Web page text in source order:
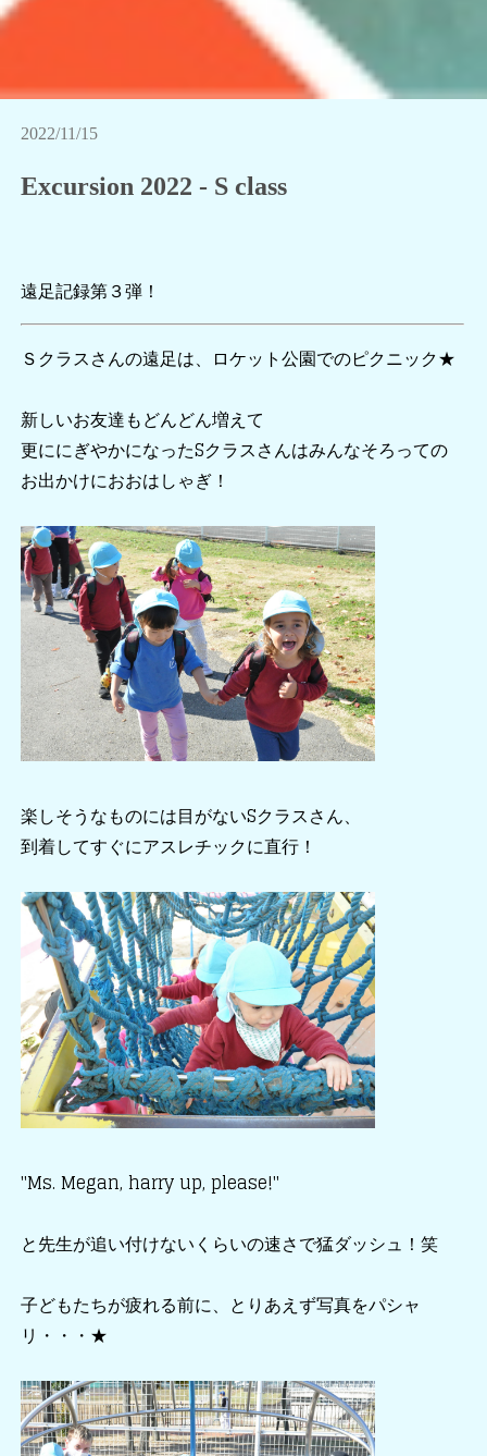
2022/11/15
Excursion 2022 - S class
遠足記録第３弾！
Ｓクラスさんの遠足は、ロケット公園でのピクニック★
新しいお友達もどんどん増えて
更ににぎやかになったSクラスさんはみんなそろっての
お出かけにおおはしゃぎ！
楽しそうなものには目がないSクラスさん、
到着してすぐにアスレチックに直行！
"Ms. Megan, harry up, please!"
と先生が追い付けないくらいの速さで猛ダッシュ！笑
子どもたちが疲れる前に、とりあえず写真をパシャ
リ・・・★